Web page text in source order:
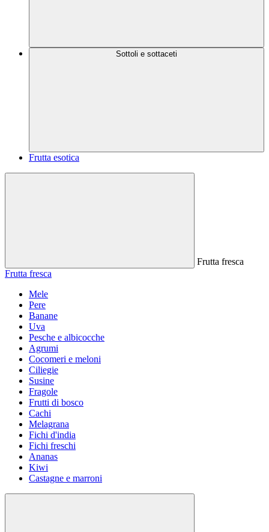
Sottoli e sottaceti
Frutta esotica
Frutta fresca
Frutta fresca
Mele
Pere
Banane
Uva
Pesche e albicocche
Agrumi
Cocomeri e meloni
Ciliegie
Susine
Fragole
Frutti di bosco
Cachi
Melagrana
Fichi d'india
Fichi freschi
Ananas
Kiwi
Castagne e marroni